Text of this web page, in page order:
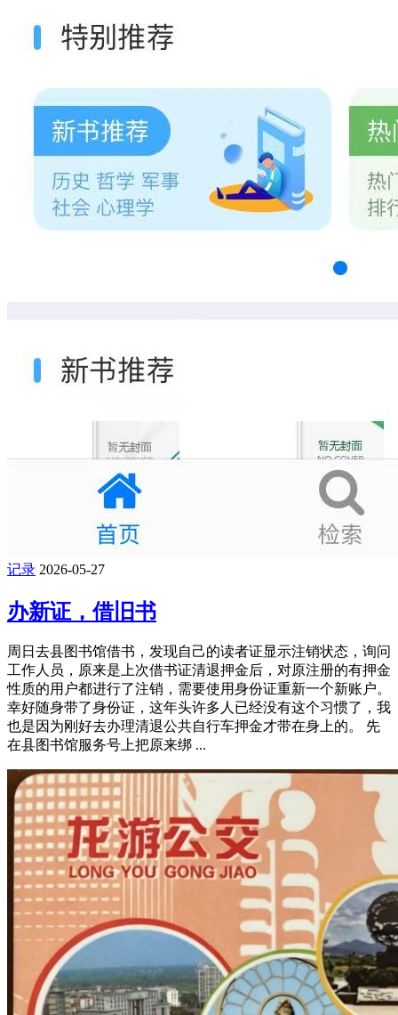
记录 2026-05-27
办新证，借旧书
周日去县图书馆借书，发现自己的读者证显示注销状态，询问
工作人员，原来是上次借书证清退押金后，对原注册的有押金
性质的用户都进行了注销，需要使用身份证重新一个新账户。
幸好随身带了身份证，这年头许多人已经没有这个习惯了，我
也是因为刚好去办理清退公共自行车押金才带在身上的。 先
在县图书馆服务号上把原来绑 ...